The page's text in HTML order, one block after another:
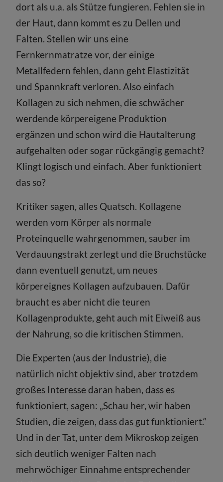
dort als u.a. als Stütze fungieren. Fehlen sie in
der Haut, dann kommt es zu Dellen und
Falten. Stellen wir uns eine
Fernkernmatratze vor, der einige
Metallfedern fehlen, dann geht Elastizität
und Spannkraft verloren. Also einfach
Kollagen zu sich nehmen, die schwächer
werdende körpereigene Produktion
ergänzen und schon wird die Hautalterung
aufgehalten oder sogar rückgängig gemacht?
Klingt logisch und einfach. Aber funktioniert
das so?
Kritiker sagen, alles Quatsch. Kollagene
werden vom Körper als normale
Proteinquelle wahrgenommen, sauber im
Verdauungstrakt zerlegt und die Bruchstücke
dann eventuell genutzt, um neues
körpereignes Kollagen aufzubauen. Dafür
braucht es aber nicht die teuren
Kollagenprodukte, geht auch mit Eiweiß aus
der Nahrung, so die kritischen Stimmen.
Die Experten (aus der Industrie), die
natürlich nicht objektiv sind, aber trotzdem
großes Interesse daran haben, dass es
funktioniert, sagen: „Schau her, wir haben
Studien, die zeigen, dass das gut funktioniert.“
Und in der Tat, unter dem Mikroskop zeigen
sich deutlich weniger Falten nach
mehrwöchiger Einnahme entsprechender